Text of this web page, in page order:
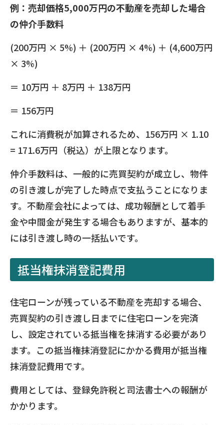
例：売却価格5,000万円の不動産を売却した場合
の仲介手数料
(200万円 × 5%) ＋ (200万円 × 4%) ＋ (4,600万円
× 3%)
＝ 10万円 ＋ 8万円 ＋ 138万円
＝ 156万円
これに消費税が加算されるため、156万円 × 1.10
= 171.6万円（税込）が上限となります。
仲介手数料は、一般的に売買契約が成立し、物件
の引き渡しが完了した時点で支払うことになりま
す。不動産会社によっては、成功報酬として着手
金や中間金が発生する場合もありますが、基本的
には引き渡し時の一括払いです。
抵当権抹消登記費用
住宅ローンが残っている不動産を売却する場合、
売買契約の引き渡し日までに住宅ローンを完済
し、設定されている抵当権を抹消する必要があり
ます。この抵当権抹消登記にかかる費用が抵当権
抹消登記費用です。
費用としては、登録免許税と司法書士への報酬が
かかります。